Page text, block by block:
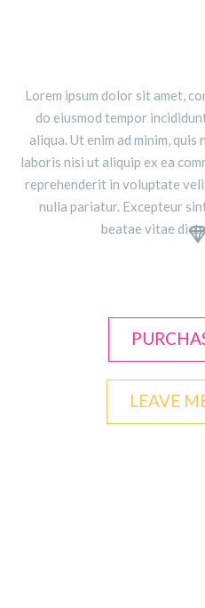
Lorem ipsum dolor sit amet,
do eiusmod tempor
aliqua. Ut enim ad minim,
laboris nisi ut aliquip ex ea
reprehenderit in voluptate
nulla pariatur. Excepteur
beatae vitae
LEAVE